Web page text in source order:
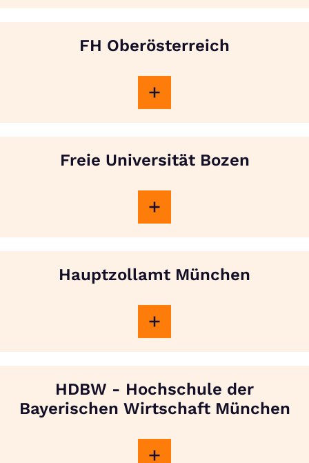
FH Oberösterreich
Freie Universität Bozen
Hauptzollamt München
HDBW - Hochschule der
Bayerischen Wirtschaft München